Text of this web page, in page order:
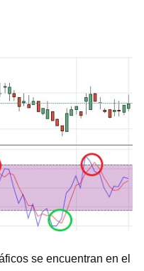
se encuentran en el